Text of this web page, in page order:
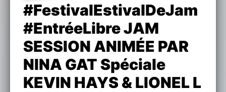
#FestivalEstivalDeJam
#EntréeLibre JAM
SESSION ANIMÉE PAR
NINA GAT Spéciale
KEVIN HAYS & LIONEL L